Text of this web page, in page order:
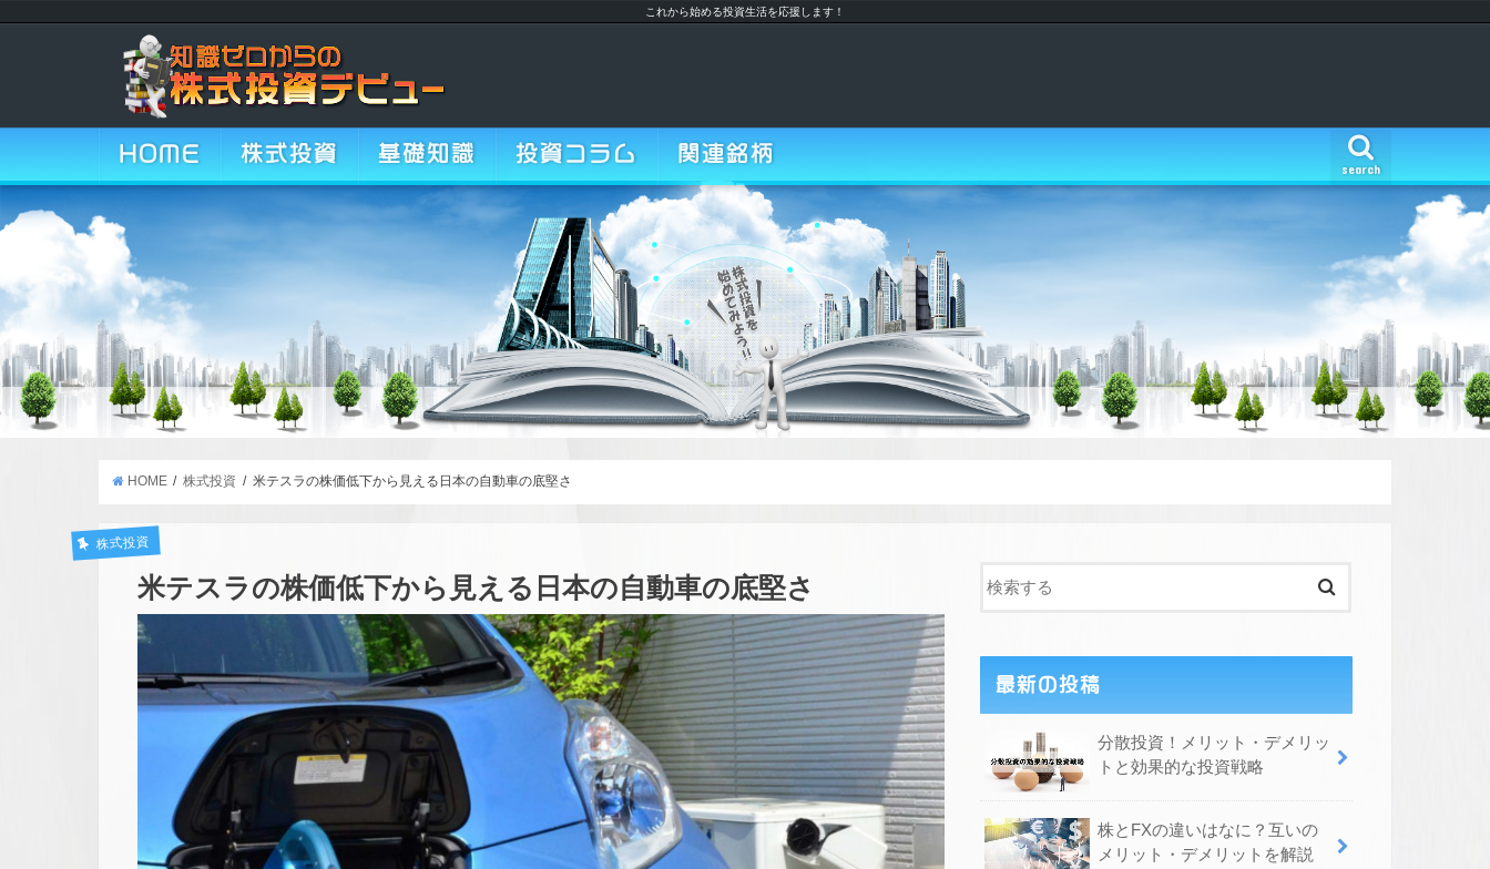
これから始める投資生活を応援します！
search
HOME 株式投資 基礎知識 投資コラム 関連銘柄
HOME 株式投資 米テスラの株価低下から見える日本の自動車の底堅さ
株式投資
米テスラの株価低下から見える日本の自動車の底堅さ
最新の投稿
分散投資！メリット・デメリッ
トと効果的な投資戦略
株とFXの違いはなに？互いの
メリット・デメリットを解説